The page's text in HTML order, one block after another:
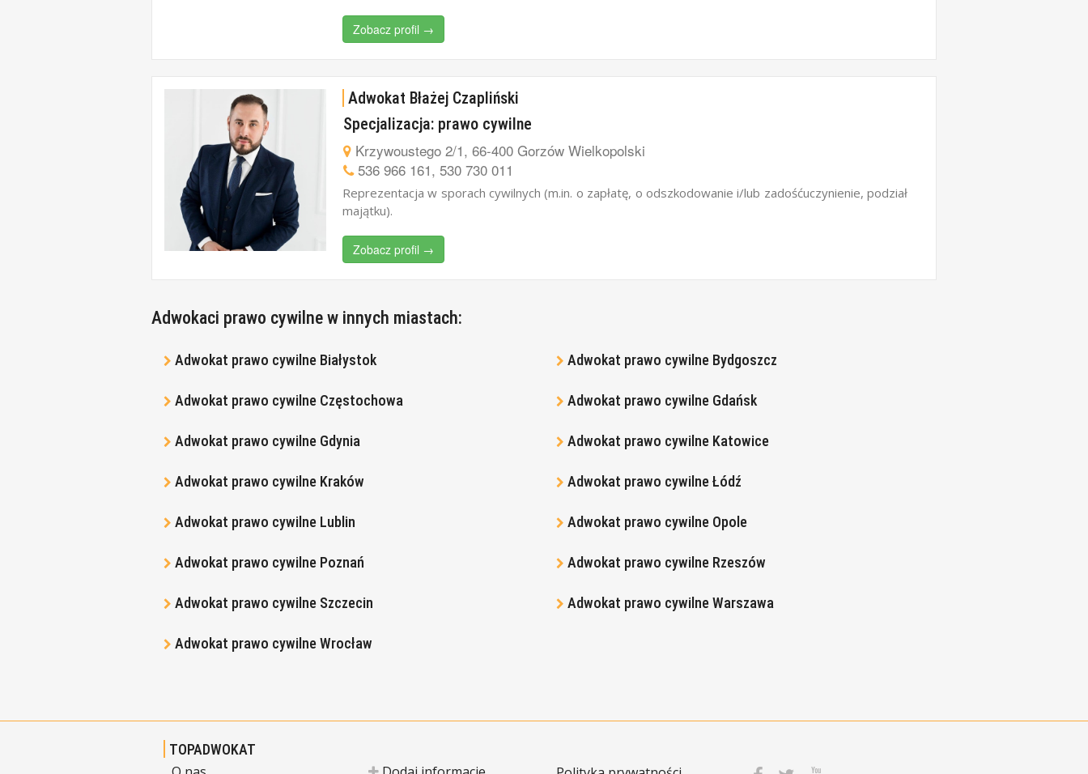
Zobacz profil →
Adwokat Błażej Czapliński
Specjalizacja: prawo cywilne
Krzywoustego 2/1, 66-400 Gorzów Wielkopolski
536 966 161, 530 730 011
Reprezentacja w sporach cywilnych (m.in. o zapłatę, o odszkodowanie i/lub zadośćuczynienie, podział
majątku).
Zobacz profil →
Adwokaci prawo cywilne w innych miastach:
Adwokat prawo cywilne Białystok Adwokat prawo cywilne Bydgoszcz
Adwokat prawo cywilne Częstochowa Adwokat prawo cywilne Gdańsk
Adwokat prawo cywilne Gdynia Adwokat prawo cywilne Katowice
Adwokat prawo cywilne Kraków Adwokat prawo cywilne Łódź
Adwokat prawo cywilne Lublin Adwokat prawo cywilne Opole
Adwokat prawo cywilne Poznań Adwokat prawo cywilne Rzeszów
Adwokat prawo cywilne Szczecin Adwokat prawo cywilne Warszawa
Adwokat prawo cywilne Wrocław
TOPADWOKAT